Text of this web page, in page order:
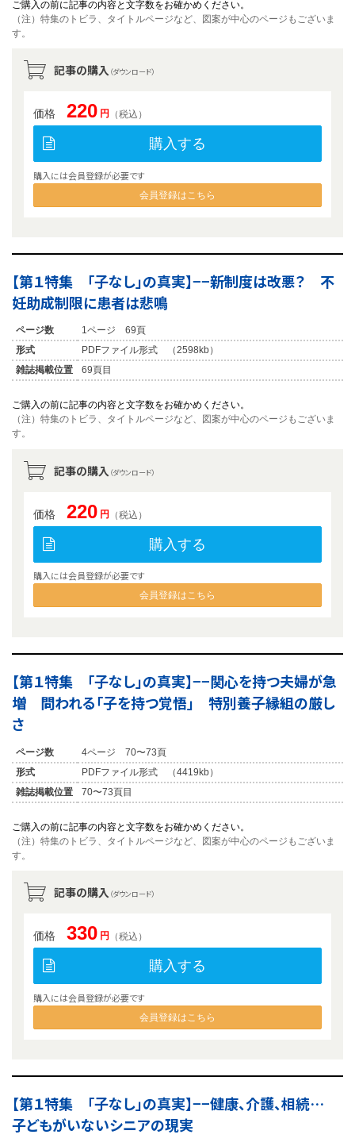
ご購入の前に記事の内容と文字数をお確かめください。
（注）特集のトビラ、タイトルページなど、図案が中心のページもございま
す。
記事の購入 （ダウンロード）
価格 220 円 （税込）
購入する
購入には会員登録が必要です
会員登録はこちら
【第１特集 「子なし」の真実】−−新制度は改悪？ 不
妊助成制限に患者は悲鳴
ページ数
1ページ 69頁
形式
PDFファイル形式 （2598kb）
雑誌掲載位置
69頁目
ご購入の前に記事の内容と文字数をお確かめください。
（注）特集のトビラ、タイトルページなど、図案が中心のページもございま
す。
記事の購入 （ダウンロード）
価格 220 円 （税込）
購入する
購入には会員登録が必要です
会員登録はこちら
【第１特集 「子なし」の真実】−−関心を持つ夫婦が急
増 問われる「子を持つ覚悟」 特別養子縁組の厳し
さ
ページ数
4ページ 70〜73頁
形式
PDFファイル形式 （4419kb）
雑誌掲載位置
70〜73頁目
ご購入の前に記事の内容と文字数をお確かめください。
（注）特集のトビラ、タイトルページなど、図案が中心のページもございま
す。
記事の購入 （ダウンロード）
価格 330 円 （税込）
購入する
購入には会員登録が必要です
会員登録はこちら
【第１特集 「子なし」の真実】−−健康、介護、相続…
子どもがいないシニアの現実